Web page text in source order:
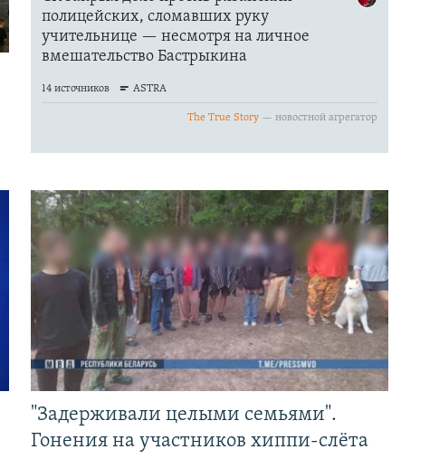
"Задерживали целыми семьями".
Гонения на участников хиппи-слёта